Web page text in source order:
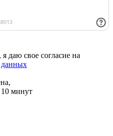
даю свое согласие на
данных
минут